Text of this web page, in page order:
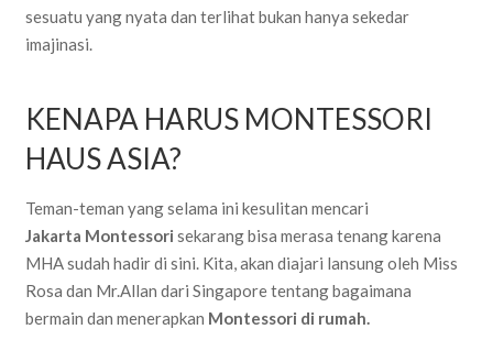
sesuatu yang nyata dan terlihat bukan hanya sekedar
imajinasi.
KENAPA HARUS MONTESSORI
HAUS ASIA?
Teman-teman yang selama ini kesulitan mencari
Jakarta Montessori sekarang bisa merasa tenang karena
MHA sudah hadir di sini. Kita, akan diajari lansung oleh Miss
Rosa dan Mr.Allan dari Singapore tentang bagaimana
bermain dan menerapkan Montessori di rumah.